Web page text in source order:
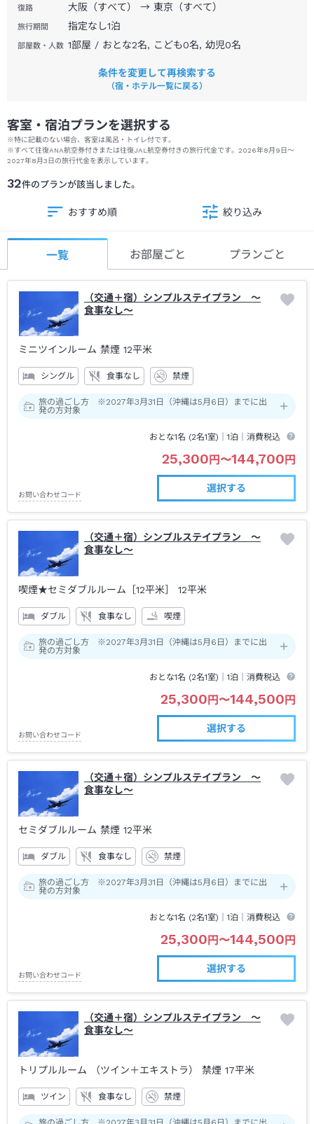
復路 大阪（すべて） → 東京（すべて）
部屋数・人数 1部屋 / おとな2名, こども0名, 幼児0名
旅行期間 指定なし1泊
条件を変更して再検索する
（宿・ホテル一覧に戻る）
客室・宿泊プランを選択する
※特に記載のない場合、客室は風呂・トイレ付です。
※すべて往復ANA航空券付きまたは往復JAL航空券付きの旅行代金です。 2026年8月9日～
2027年8月3日 の旅行代金を表示しています。
32件のプランが該当しました。
おすすめ順 絞り込み
一覧 お部屋ごと プランごと
（交通＋宿）シンプルステイプラン ～
食事なし～
ミニツインルーム 禁煙 12平米
シングル 食事なし 禁煙
旅の過ごし方 ※2027年3月31日（沖縄は5月6日）までに出
発の方対象
おとな1名 (2名1室)｜1泊 ｜消費税込
25,300円〜144,700円
お問い合わせコード
選択する
（交通＋宿）シンプルステイプラン ～
食事なし～
喫煙★セミダブルルーム［12平米］ 12平米
ダブル 食事なし 喫煙
旅の過ごし方 ※2027年3月31日（沖縄は5月6日）までに出
発の方対象
おとな1名 (2名1室)｜1泊 ｜消費税込
25,300円〜144,500円
お問い合わせコード
選択する
（交通＋宿）シンプルステイプラン ～
食事なし～
セミダブルルーム 禁煙 12平米
ダブル 食事なし 禁煙
旅の過ごし方 ※2027年3月31日（沖縄は5月6日）までに出
発の方対象
おとな1名 (2名1室)｜1泊 ｜消費税込
25,300円〜144,500円
お問い合わせコード
選択する
（交通＋宿）シンプルステイプラン ～
食事なし～
トリプルルーム （ツイン＋エキストラ） 禁煙 17平米
ツイン 食事なし 禁煙